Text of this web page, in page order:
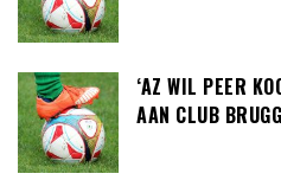
‘AZ WIL PEER
AAN CLUB